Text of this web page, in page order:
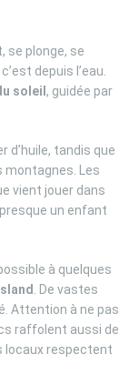
se plonge, se
depuis l’eau.
soleil, guidée par
d’huile, tandis que
montagnes. Les
vient jouer dans
un enfant
à quelques
. De vastes
Attention à ne pas
raffolent aussi de
locaux respectent